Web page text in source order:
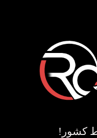
کشور!